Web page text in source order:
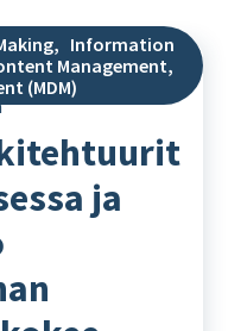
, Information
Management,
(MDM)
ja